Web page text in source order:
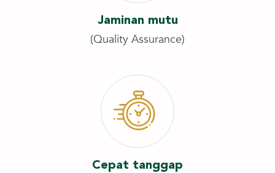
Jaminan mutu
(Quality Assurance)
Cepat tanggap